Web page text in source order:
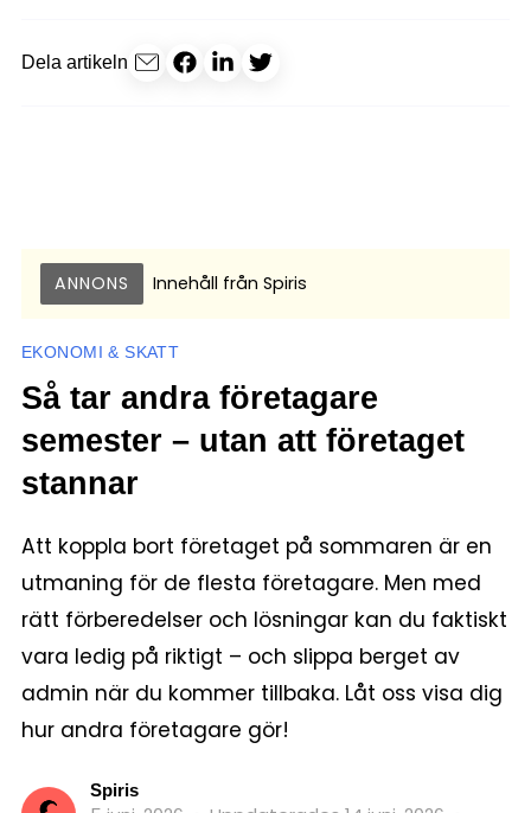
Dela artikeln
ANNONS Innehåll från Spiris
EKONOMI & SKATT
Så tar andra företagare
semester – utan att företaget
stannar
Att koppla bort företaget på sommaren är en
utmaning för de flesta företagare. Men med
rätt förberedelser och lösningar kan du faktiskt
vara ledig på riktigt – och slippa berget av
admin när du kommer tillbaka. Låt oss visa dig
hur andra företagare gör!
Spiris